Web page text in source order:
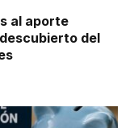
al aporte
del